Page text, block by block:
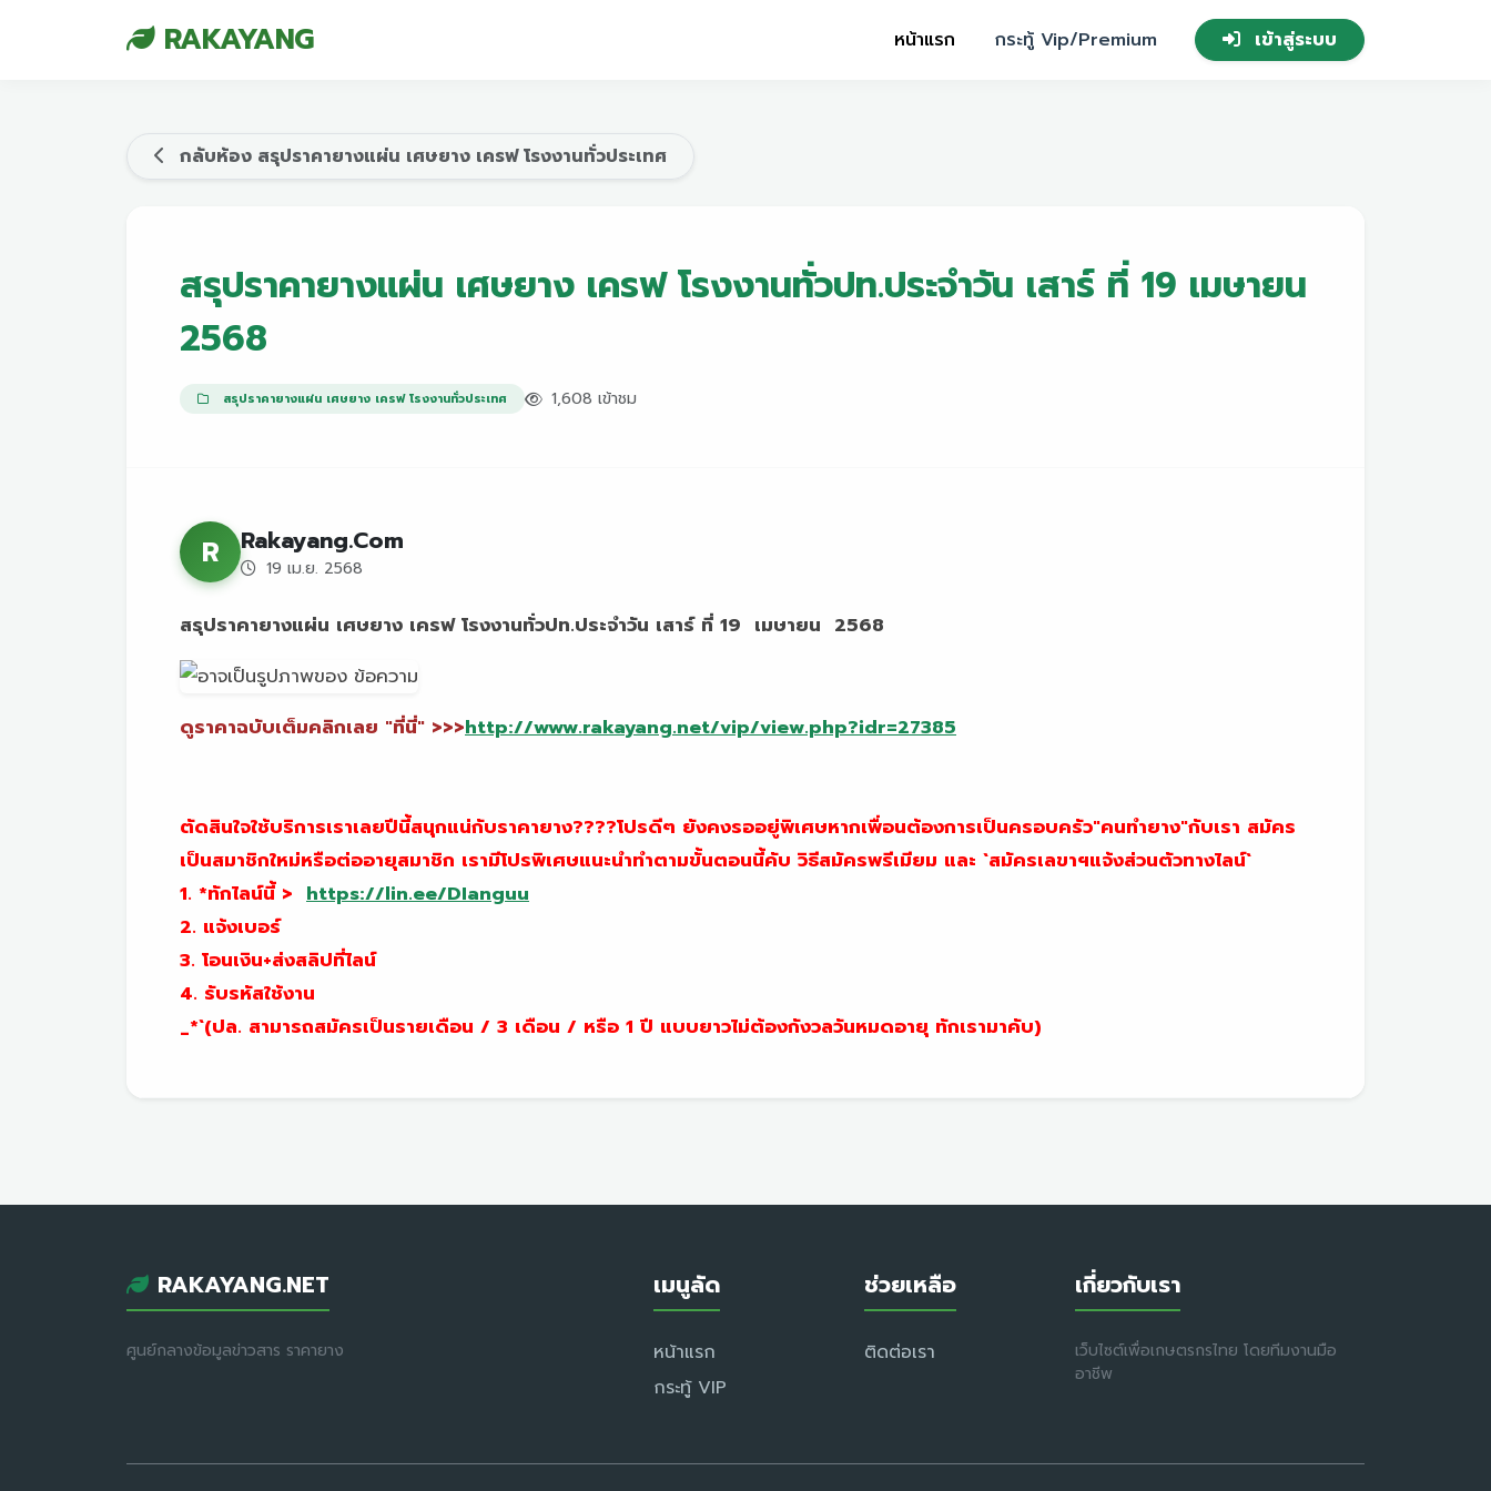
RAKAYANG หน้าแรก กระทู้ Vip/Premium เข้าสู่ระบบ
กลับห้อง สรุปราคายางแผ่น เศษยาง เครฟ โรงงานทั่วประเทศ
สรุปราคายางแผ่น เศษยาง เครฟ โรงงานทั่วปท.ประจำวัน เสาร์ ที่ 19 เมษายน
2568
สรุปราคายางแผ่น เศษยาง เครฟ โรงงานทั่วประเทศ 1,608 เข้าชม
R Rakayang.Com
19 เม.ย. 2568
สรุปราคายางแผ่น เศษยาง เครฟ โรงงานทั่วปท.ประจำวัน เสาร์ ที่ 19 เมษายน 2568
ดูราคาฉบับเต็มคลิกเลย "ที่นี่" >>>http://www.rakayang.net/vip/view.php?idr=27385
ตัดสินใจใช้บริการเราเลยปีนี้สนุกแน่กับราคายาง????โปรดีๆ ยังคงรออยู่พิเศษหากเพื่อนต้องการเป็นครอบครัว"คนทำยาง"กับเรา สมัคร
เป็นสมาชิกใหม่หรือต่ออายุสมาชิก เรามีโปรพิเศษแนะนำทำตามขั้นตอนนี้คับ วิธีสมัครพรีเมียม และ `สมัครเลขาฯแจ้งส่วนตัวทางไลน์`
1. *ทักไลน์นี้ > https://lin.ee/DIanguu
2. แจ้งเบอร์
3. โอนเงิน+ส่งสลิปที่ไลน์
4. รับรหัสใช้งาน
_*`(ปล. สามารถสมัครเป็นรายเดือน / 3 เดือน / หรือ 1 ปี แบบยาวไม่ต้องกังวลวันหมดอายุ ทักเรามาคับ)
RAKAYANG.NET
ศูนย์กลางข้อมูลข่าวสาร ราคายาง
เมนูลัด
หน้าแรก
กระทู้ VIP
ช่วยเหลือ
ติดต่อเรา
เกี่ยวกับเรา
เว็บไซต์เพื่อเกษตรกรไทย โดยทีมงานมือ
อาชีพ